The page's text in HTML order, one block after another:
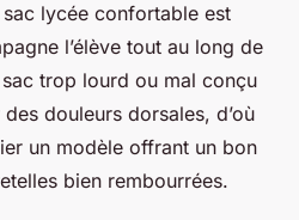
lycée confortable est
l’élève tout au long de
trop lourd ou mal conçu
douleurs dorsales, d’où
un modèle offrant un bon
bien rembourrées.